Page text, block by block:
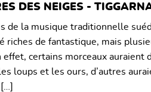
DES NEIGES -
de la musique traditionnelle
riches de fantastique, mais
effet, certains morceaux
loups et les ours, d’autres